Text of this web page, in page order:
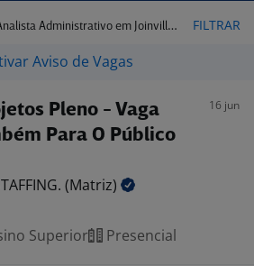
Administrativo em Joinville - SC FILTRAR
Aviso de Vagas
Pleno - Vaga
Para O Público
16 jun
(Matriz)
Superior Presencial